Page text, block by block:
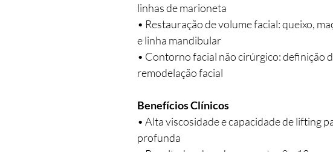
linhas de marioneta
• Restauração de volume facial: queixo,
e linha mandibular
• Contorno facial não cirúrgico: definição
remodelação facial
Benefícios Clínicos
• Alta viscosidade e capacidade de lifting
profunda